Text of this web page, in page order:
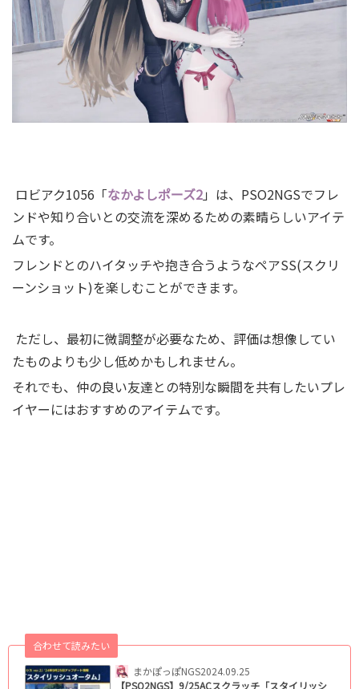
ロビアク1056「なかよしポーズ2」は、PSO2NGSでフレ
ンドや知り合いとの交流を深めるための素晴らしいアイテ
ムです。
フレンドとのハイタッチや抱き合うようなペアSS(スクリ
ーンショット)を楽しむことができます。
ただし、最初に微調整が必要なため、評価は想像してい
たものよりも少し低めかもしれません。
それでも、仲の良い友達との特別な瞬間を共有したいプレ
イヤーにはおすすめのアイテムです。
まかぽっぽNGS
合わせて読みたい
2024.09.25
【PSO2NGS】9/25ACスクラッチ「スタイリッシ